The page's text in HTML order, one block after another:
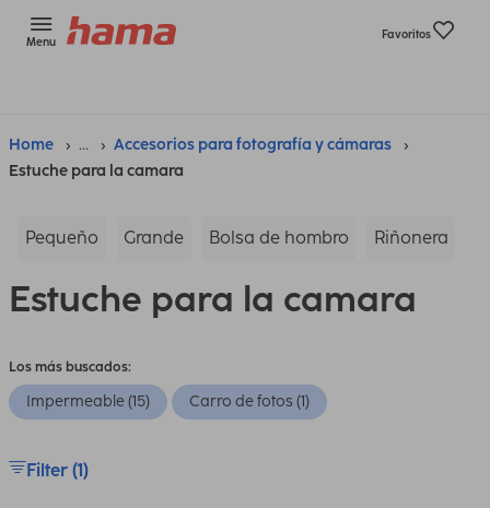
Menu
Favoritos
Home ...
Accesorios para fotografía y cámaras
Estuche para la camara
Pequeño Grande Bolsa de hombro Riñonera
Estuche para la camara
Los más buscados:
Impermeable (15) Carro de fotos (1)
Filter (1)